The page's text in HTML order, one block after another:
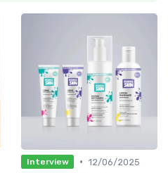
Interview • 12/06/2025